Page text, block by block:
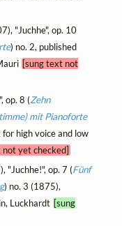
"Juchhe", op. 10
) no. 2, published
[sung text not
op. 8 (Zehn
mit Pianoforte
high voice and low
not yet checked]
"Juchhe!", op. 7 (Fünf
) no. 3 (1875),
Luckhardt [sung